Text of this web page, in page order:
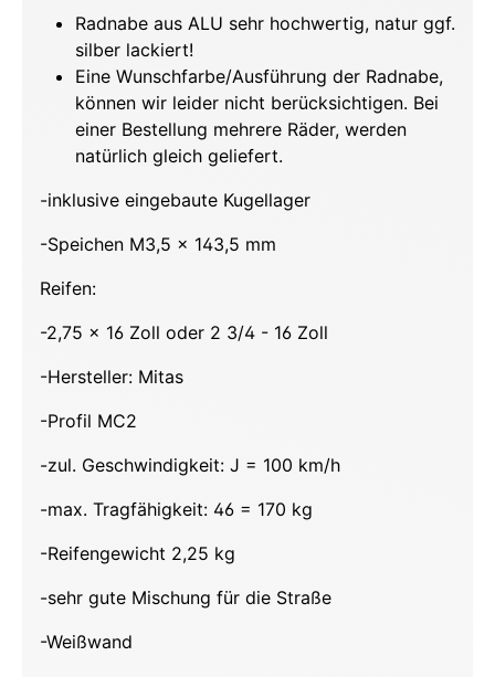
Radnabe aus ALU sehr hochwertig, natur ggf.
silber lackiert!
Eine Wunschfarbe/Ausführung der Radnabe,
können wir leider nicht berücksichtigen. Bei
einer Bestellung mehrere Räder, werden
natürlich gleich geliefert.
-inklusive eingebaute Kugellager
-Speichen M3,5 x 143,5 mm
Reifen:
-2,75 x 16 Zoll oder 2 3/4 - 16 Zoll
-Hersteller: Mitas
-Profil MC2
-zul. Geschwindigkeit: J = 100 km/h
-max. Tragfähigkeit: 46 = 170 kg
-Reifengewicht 2,25 kg
-sehr gute Mischung für die Straße
-Weißwand